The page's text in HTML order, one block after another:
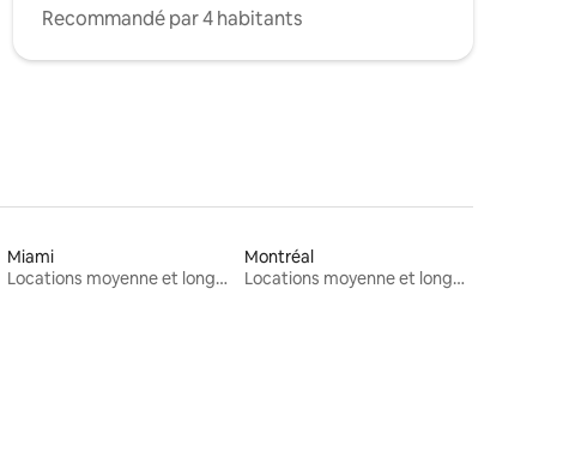
Recommandé par 4 habitants
Miami
Locations moyenne et longue durée
Montréal
Locations moyenne et longue durée